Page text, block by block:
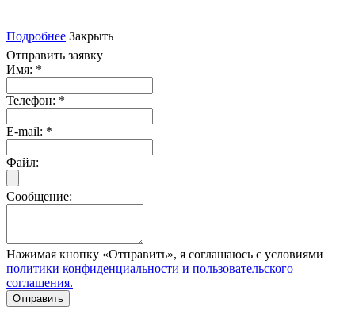
Подробнее Закрыть
Отправить заявку
Имя: *
Телефон: *
E-mail: *
Файл:
Сообщение:
Нажимая кнопку «Отправить», я соглашаюсь с условиями
политики конфиденциальности и пользовательского
соглашения.
Отправить